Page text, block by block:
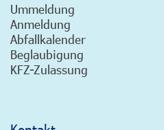
Ummeldung
Anmeldung
Abfallkalender
Beglaubigung
KFZ-Zulassung